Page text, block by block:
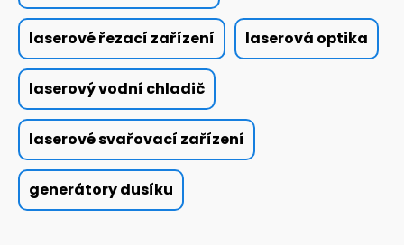
laserové řezací zařízení laserová optika
laserový vodní chladič
laserové svařovací zařízení
generátory dusíku